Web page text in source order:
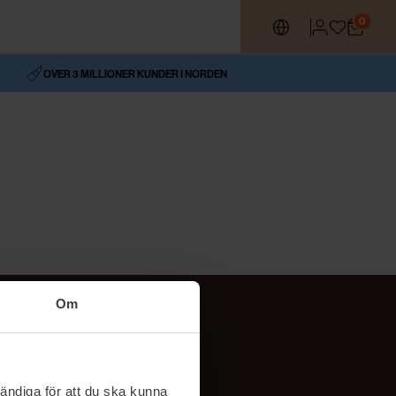
Om
för att du ska kunna
0
OVER 3 MILLIONER KUNDER I NORDEN
Social